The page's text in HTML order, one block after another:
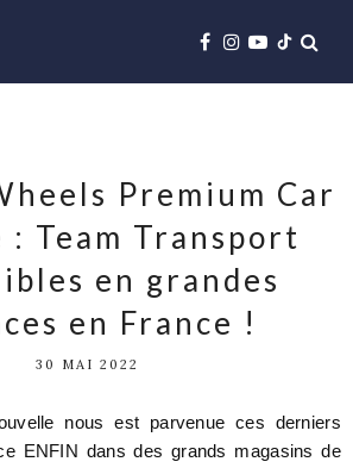
Premium Car
Team Transport
en grandes
en France !
30 MAI 2022
nous est parvenue ces derniers
ENFIN dans des grands magasins de